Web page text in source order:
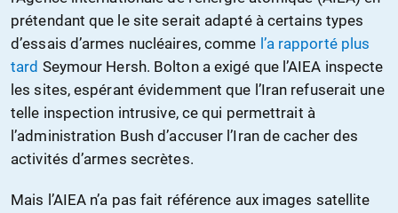
prétendant que le site serait adapté à certains types
d’essais d’armes nucléaires, comme l’a rapporté plus
tard Seymour Hersh. Bolton a exigé que l’AIEA inspecte
les sites, espérant évidemment que l’Iran refuserait une
telle inspection intrusive, ce qui permettrait à
l’administration Bush d’accuser l’Iran de cacher des
activités d’armes secrètes.
Mais l’AIEA n’a pas fait référence aux images satellite